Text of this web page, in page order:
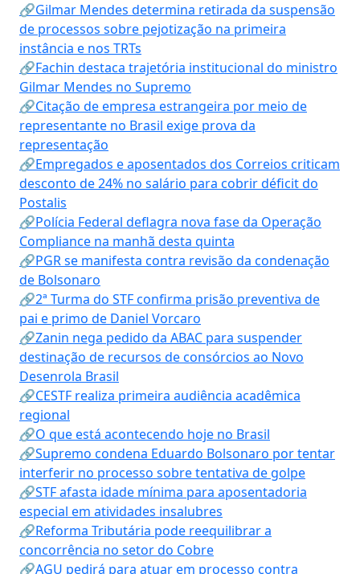
🔗Gilmar Mendes determina retirada da suspensão
de processos sobre pejotização na primeira
instância e nos TRTs
🔗Fachin destaca trajetória institucional do ministro
Gilmar Mendes no Supremo
🔗Citação de empresa estrangeira por meio de
representante no Brasil exige prova da
representação
🔗Empregados e aposentados dos Correios criticam
desconto de 24% no salário para cobrir déficit do
Postalis
🔗Polícia Federal deflagra nova fase da Operação
Compliance na manhã desta quinta
🔗PGR se manifesta contra revisão da condenação
de Bolsonaro
🔗2ª Turma do STF confirma prisão preventiva de
pai e primo de Daniel Vorcaro
🔗Zanin nega pedido da ABAC para suspender
destinação de recursos de consórcios ao Novo
Desenrola Brasil
🔗CESTF realiza primeira audiência acadêmica
regional
🔗O que está acontecendo hoje no Brasil
🔗Supremo condena Eduardo Bolsonaro por tentar
interferir no processo sobre tentativa de golpe
🔗STF afasta idade mínima para aposentadoria
especial em atividades insalubres
🔗Reforma Tributária pode reequilibrar a
concorrência no setor do Cobre
🔗AGU pedirá para atuar em processo contra